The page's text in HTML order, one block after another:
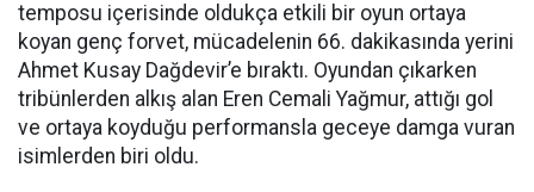
temposu içerisinde oldukça etkili bir oyun ortaya
koyan genç forvet, mücadelenin 66. dakikasında yerini
Ahmet Kusay Dağdevir’e bıraktı. Oyundan çıkarken
tribünlerden alkış alan Eren Cemali Yağmur, attığı gol
ve ortaya koyduğu performansla geceye damga vuran
isimlerden biri oldu.